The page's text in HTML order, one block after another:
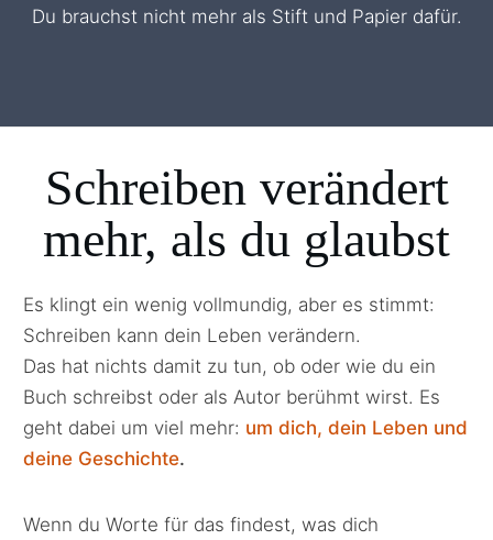
Du brauchst nicht mehr als Stift und Papier dafür.
Schreiben verändert
mehr, als du glaubst
Es klingt ein wenig vollmundig, aber es stimmt:
Schreiben kann dein Leben verändern.
Das hat nichts damit zu tun, ob oder wie du ein
Buch schreibst oder als Autor berühmt wirst. Es
geht dabei um viel mehr: um dich, dein Leben und
deine Geschichte.
Wenn du Worte für das findest, was dich